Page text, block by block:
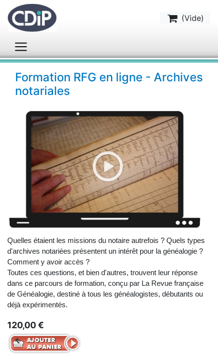
(Vide)
Formation RFG en ligne - Archives
notariales
Quelles étaient les missions du notaire autrefois ? Quels types
d'archives notariées présentent un intérêt pour la généalogie ?
Comment y avoir accès ?
Toutes ces questions, et bien d'autres, trouvent leur réponse
dans ce parcours de formation, conçu par La Revue française
de Généalogie, destiné à tous les généalogistes, débutants ou
déjà expérimentés.
120,00 €